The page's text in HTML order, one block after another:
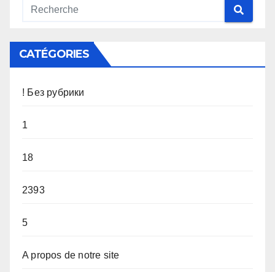
CATÉGORIES
! Без рубрики
1
18
2393
5
A propos de notre site